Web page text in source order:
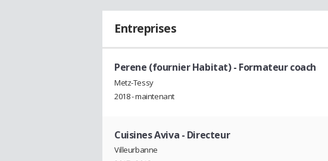
Entreprises
Perene (fournier Habitat)- Formateur coach
Metz-Tessy
2018 - maintenant
Cuisines Aviva - Directeur
Villeurbanne